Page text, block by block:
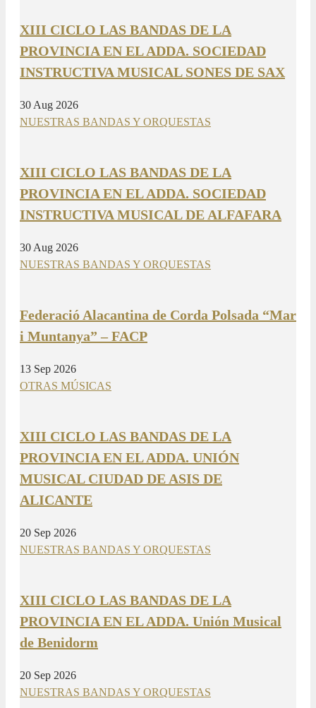
XIII CICLO LAS BANDAS DE LA
PROVINCIA EN EL ADDA. SOCIEDAD
INSTRUCTIVA MUSICAL SONES DE SAX
30 Aug 2026
NUESTRAS BANDAS Y ORQUESTAS
XIII CICLO LAS BANDAS DE LA
PROVINCIA EN EL ADDA. SOCIEDAD
INSTRUCTIVA MUSICAL DE ALFAFARA
30 Aug 2026
NUESTRAS BANDAS Y ORQUESTAS
Federació Alacantina de Corda Polsada “Mar
i Muntanya” – FACP
13 Sep 2026
OTRAS MÚSICAS
XIII CICLO LAS BANDAS DE LA
PROVINCIA EN EL ADDA. UNIÓN
MUSICAL CIUDAD DE ASIS DE
ALICANTE
20 Sep 2026
NUESTRAS BANDAS Y ORQUESTAS
XIII CICLO LAS BANDAS DE LA
PROVINCIA EN EL ADDA. Unión Musical
de Benidorm
20 Sep 2026
NUESTRAS BANDAS Y ORQUESTAS